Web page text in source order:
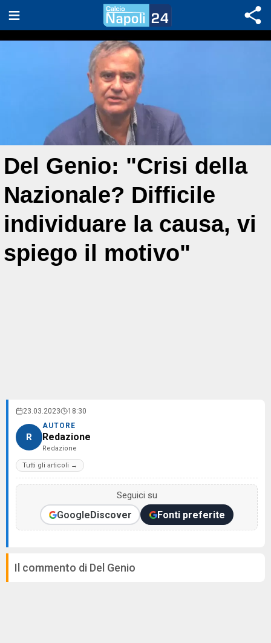
Del Genio: "Crisi della
Nazionale? Difficile
individuare la causa, vi
spiego il motivo"
23.03.2023 18:30
R
AUTORE
Redazione
Redazione
Tutti gli articoli →
Seguici su
GoogleDiscover Fonti preferite
Il commento di Del Genio